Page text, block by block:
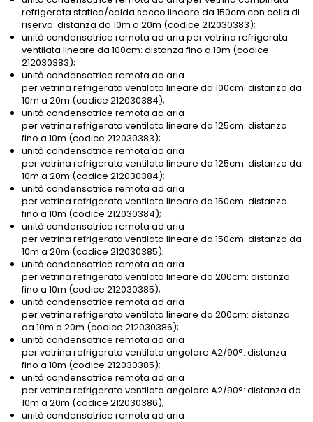
refrigerata statica/calda secco lineare da 150cm con cella di
riserva: distanza da 10m a 20m (codice 212030383);
unità condensatrice remota ad aria per vetrina refrigerata
ventilata lineare da 100cm: distanza fino a 10m (codice
212030383);
unità condensatrice remota ad aria
per vetrina refrigerata ventilata lineare da 100cm: distanza da
10m a 20m (codice 212030384);
unità condensatrice remota ad aria
per vetrina refrigerata ventilata lineare da 125cm: distanza
fino a 10m (codice 212030383);
unità condensatrice remota ad aria
per vetrina refrigerata ventilata lineare da 125cm: distanza da
10m a 20m (codice 212030384);
unità condensatrice remota ad aria
per vetrina refrigerata ventilata lineare da 150cm: distanza
fino a 10m (codice 212030384);
unità condensatrice remota ad aria
per vetrina refrigerata ventilata lineare da 150cm: distanza da
10m a 20m (codice 212030385);
unità condensatrice remota ad aria
per vetrina refrigerata ventilata lineare da 200cm: distanza
fino a 10m (codice 212030385);
unità condensatrice remota ad aria
per vetrina refrigerata ventilata lineare da 200cm: distanza
da 10m a 20m (codice 212030386);
unità condensatrice remota ad aria
per vetrina refrigerata ventilata angolare A2/90°: distanza
fino a 10m (codice 212030385);
unità condensatrice remota ad aria
per vetrina refrigerata ventilata angolare A2/90°: distanza da
10m a 20m (codice 212030386);
unità condensatrice remota ad aria